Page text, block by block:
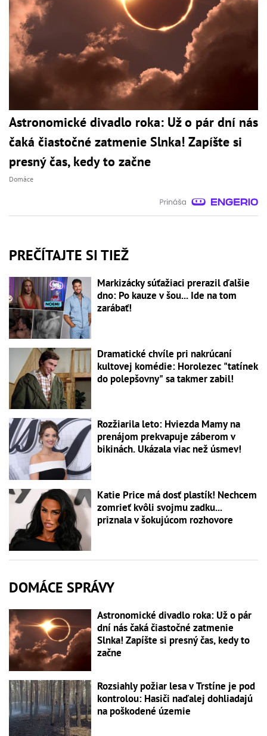
Astronomické divadlo roka: Už o pár dní nás
čaká čiastočné zatmenie Slnka! Zapíšte si
presný čas, kedy to začne
Domáce
PREČÍTAJTE SI TIEŽ
Markizácky súťažiaci prerazil ďalšie
dno: Po kauze v šou... Ide na tom
zarábať!
Dramatické chvíle pri nakrúcaní
kultovej komédie: Horolezec "tatínek
do polepšovny" sa takmer zabil!
Rozžiarila leto: Hviezda Mamy na
prenájom prekvapuje záberom v
bikinách. Ukázala viac než úsmev!
Katie Price má dosť plastík! Nechcem
zomrieť kvôli svojmu zadku...
priznala v šokujúcom rozhovore
DOMÁCE SPRÁVY
Astronomické divadlo roka: Už o pár
dní nás čaká čiastočné zatmenie
Slnka! Zapíšte si presný čas, kedy to
začne
Rozsiahly požiar lesa v Trstíne je pod
kontrolou: Hasiči naďalej dohliadajú
na poškodené územie